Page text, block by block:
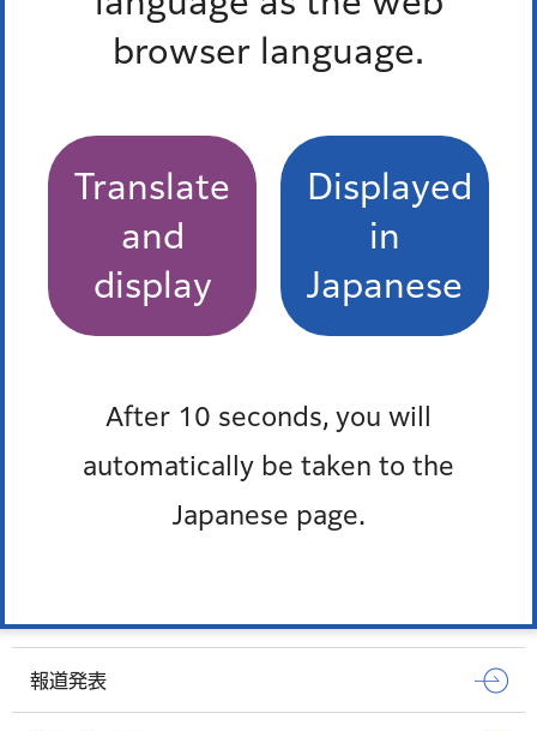
browser language.
Translate
and
display
Displayed
in
Japanese
After 10 seconds, you will
automatically be taken to the
Japanese page.
後期高齢者医療制度について
一部負担金の割合変更
高額介護合算療養費（後期高齢者医療制度に加入
保険料の軽減措置
報道発表